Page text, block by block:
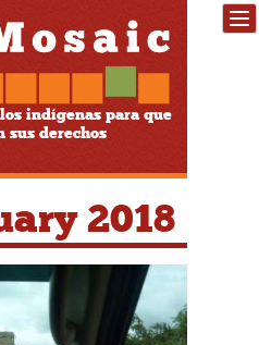
indígenas para que
sus derechos
2018